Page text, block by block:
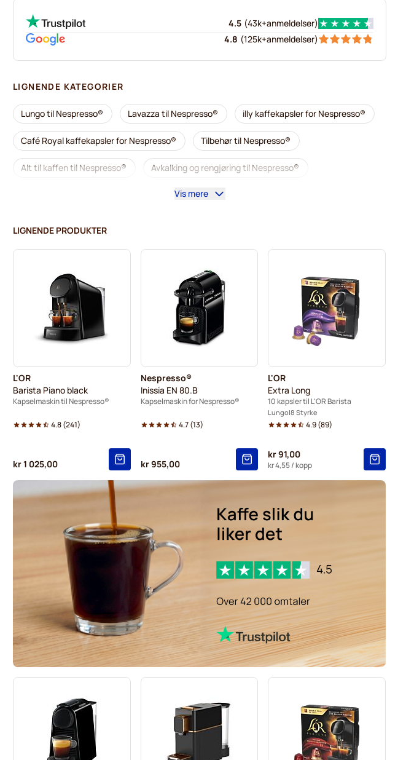
4.5 (43k+anmeldelser)
4.8 (125k+anmeldelser)
LIGNENDE KATEGORIER
Lungo til Nespresso® Lavazza til Nespresso® illy kaffekapsler for Nespresso®
Café Royal kaffekapsler for Nespresso® Tilbehør til Nespresso®
Alt til kaffen til Nespresso® Avkalking og rengjøring til Nespresso®
Segafredo kaffekapsler for Nespresso®
Kapsler til Nespresso® Merrild kaffekapsler for Nespresso®
Gevalia kaffekapsler for Nespresso® Belmio kaffekapsler for Nespresso®
Friele kaffekapsler for Nespresso® Garibaldi kaffekapsler for Nespresso®
Tonino Lamborghini kaffekapsler for Nespresso® Kaffemaskiner til Nespresso®
Vis mere
LIGNENDE PRODUKTER
L'OR
Barista Piano black
Kapselmaskin til Nespresso®
4.8(241)
kr 1 025,00
Nespresso®
Inissia EN 80.B
Kapselmaskin for Nespresso®
4.7(13)
kr 955,00
L'OR
Extra Long
10 kapsler til L'OR Barista
Lungo 8 Styrke
4.9(89)
kr 91,00
kr 4,55/ kopp